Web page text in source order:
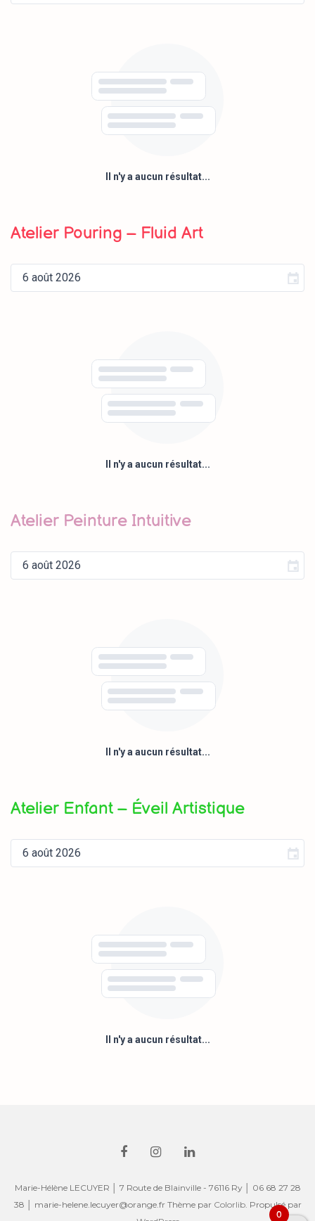
Il n'y a aucun résultat...
Atelier Pouring – Fluid Art
Il n'y a aucun résultat...
Atelier Peinture Intuitive
Il n'y a aucun résultat...
Atelier Enfant – Éveil Artistique
Il n'y a aucun résultat...
Marie-Hélène LECUYER │ 7 Route de Blainville - 76116 Ry │ 06 68 27 28
38 │ marie-helene.lecuyer@orange.fr Thème par Colorlib. Propulsé par
0